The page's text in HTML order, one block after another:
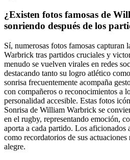
¿Existen fotos famosas de
sonriendo después de los
Sí, numerosas fotos famosas capturan
Warbrick tras partidos cruciales y
menudo se vuelven virales en redes
destacando tanto su logro atlético
sonrisa frecuentemente acompaña
con compañeros o reconocimientos a
personalidad accesible. Estas fotos
Sonrisa de William Warbrick se
en el rugby, representando emoción,
aporta a cada partido. Los aficionados
como recordatorios de sus
alegre.